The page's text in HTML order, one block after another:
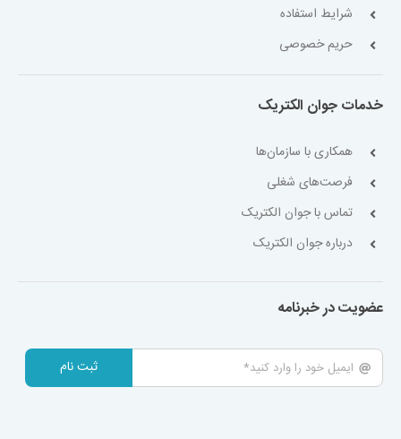
شرایط استفاده
حریم خصوصی
خدمات جوان الکتریک
همکاری با سازمان‌ها
فرصت‌های شغلی
تماس با جوان الکتریک
درباره جوان الکتریک
عضویت در خبرنامه
ثبت نام